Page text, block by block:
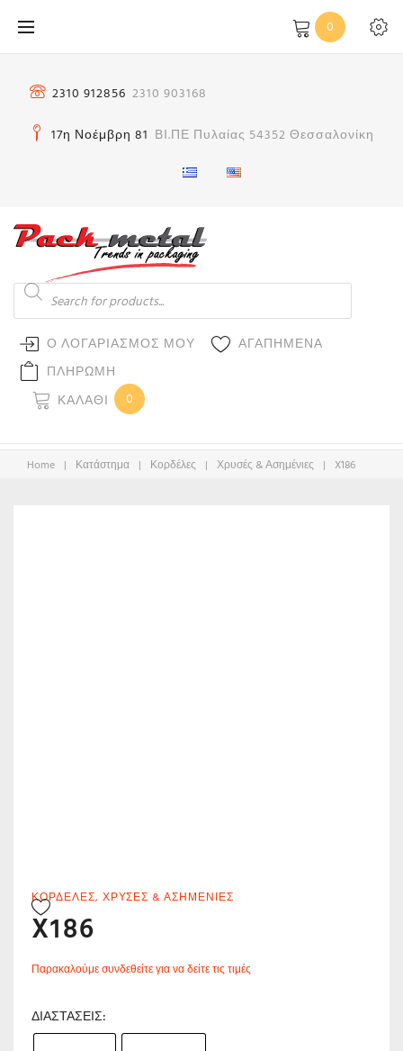
στο
0
2310 912856 2310 903168
17η Νοέμβρη 81 ΒΙ.ΠΕ Πυλαίας 54352 Θεσσαλονίκη
Products
search
Ο ΛΟΓΑΡΙΑΣΜΟΣ ΜΟΥ
ΑΓΑΠΗΜΕΝΑ
ΠΛΗΡΩΜΗ
ΚΑΛΆΘΙ
0
Home | Κατάστημα | Κορδέλες | Χρυσές & Ασημένιες | X186
ΚΟΡΔΈΛΕΣ, ΧΡΥΣΈΣ & ΑΣΗΜΈΝΙΕΣ
X186
Παρακαλούμε συνδεθείτε για να δείτε τις τιμές
ΔΙΑΣΤΆΣΕΙΣ